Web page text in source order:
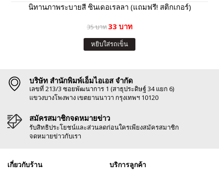
นิทานภาพระบายสี ซินเดอเรลลา (แถมฟรี! สติกเกอร์)
35 บาท33 บาท
หยิบใส่รถเข็น
บริษัท สำนักพิมพ์เอ็มไอเอส จำกัด
เลขที่ 213/3 ซอยพัฒนาการ 1 (สาธุประดิษฐ์ 34 แยก 6)
แขวงบางโพงพาง เขตยานนาวา กรุงเทพฯ 10120
สมัครสมาชิกจดหมายข่าว
รับสิทธิประโยชน์และส่วนลดก่อนใครเพียงสมัครสมาชิก
จดหมายข่าวกับเรา
เกี่ยวกับร้าน บริการลูกค้า